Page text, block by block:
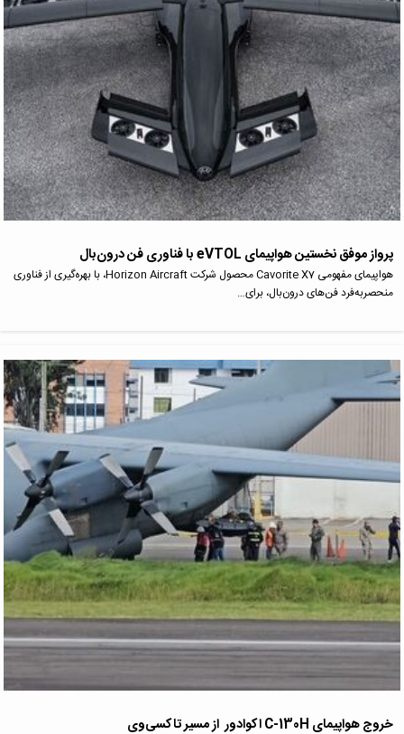
پرواز موفق نخستین هواپیمای eVTOL با فناوری فن درون‌بال
هواپیمای مفهومی Cavorite X7 محصول شرکت Horizon Aircraft، با بهره‌گیری از فناوری
منحصربه‌فرد فن‌های درون‌بال، برای…
خروج هواپیمای C-130H اکوادور از مسیر تاکسی‌وی